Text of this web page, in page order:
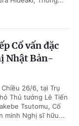
Cố vấn đặc
Nhật Bản-
26/6, tại Trụ
Thủ tướng Lê Tiến
Tsutomu, Cố
minh Nghị sĩ hữu...